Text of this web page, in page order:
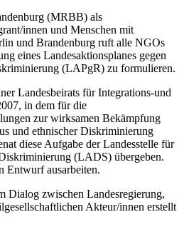
(MRBB) als
innen und Menschen mit
und Brandenburg ruft alle NGOs
eines Landesaktionsplanes gegen
(LAPgR) zu formulieren.
Landesbeirats für Integrations-und
in dem für die
zur wirksamen Bekämpfung
und ethnischer Diskriminierung
diese Aufgabe der Landesstelle für
(LADS) übergeben.
Entwurf ausarbeiten.
Dialog zwischen Landesregierung,
Akteur/innen erstellt